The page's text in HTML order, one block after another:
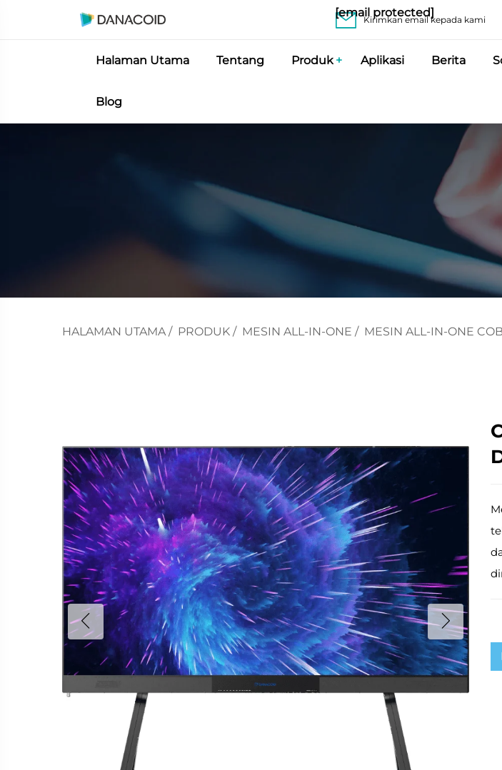
Kirimkan email kepada kami
[email protected]
Halaman Utama Tentang Produk Aplikasi Berita
Blog
HALAMAN UTAMA / PRODUK / MESIN ALL-IN-ONE / MESIN ALL-IN-ONE COB